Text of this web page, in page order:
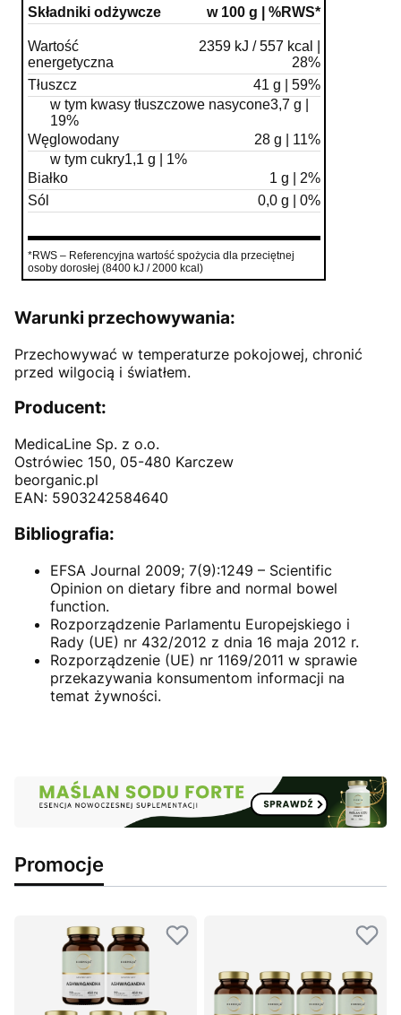
Składniki odżywcze w 100 g | %RWS*
Wartość
energetyczna
2359 kJ / 557 kcal |
28%
Tłuszcz
41 g | 59%
w tym kwasy tłuszczowe nasycone3,7 g |
19%
Węglowodany
28 g | 11%
w tym cukry1,1 g | 1%
Białko
1 g | 2%
Sól
0,0 g | 0%
*RWS – Referencyjna wartość spożycia dla przeciętnej
osoby dorosłej (8400 kJ / 2000 kcal)
Warunki przechowywania:
Przechowywać w temperaturze pokojowej, chronić
przed wilgocią i światłem.
Producent:
MedicaLine Sp. z o.o.
Ostrówiec 150, 05-480 Karczew
beorganic.pl
EAN: 5903242584640
Bibliografia:
EFSA Journal 2009; 7(9):1249 – Scientific
Opinion on dietary fibre and normal bowel
function.
Rozporządzenie Parlamentu Europejskiego i
Rady (UE) nr 432/2012 z dnia 16 maja 2012 r.
Rozporządzenie (UE) nr 1169/2011 w sprawie
przekazywania konsumentom informacji na
temat żywności.
Promocje